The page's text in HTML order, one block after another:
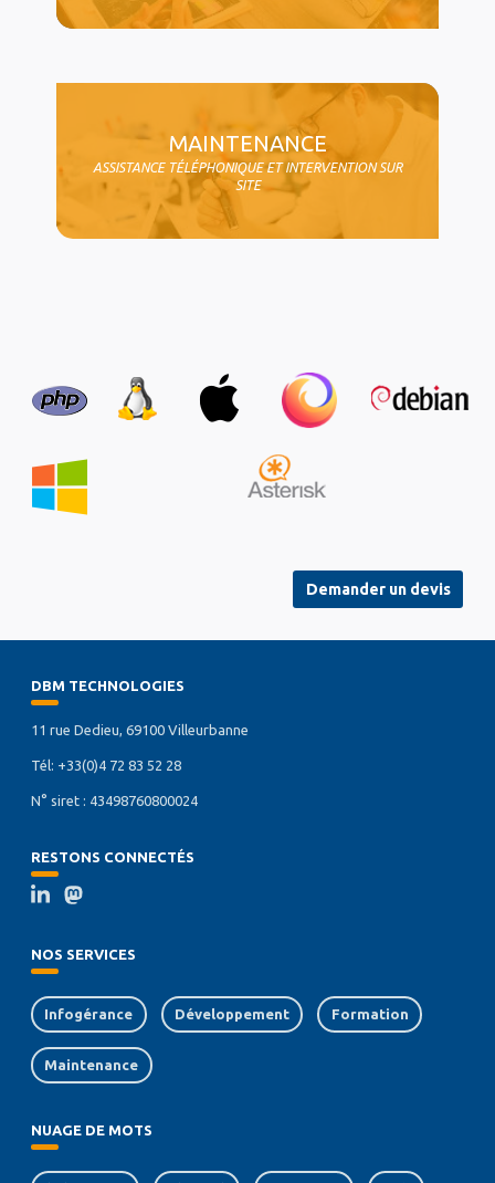
MAINTENANCE
ASSISTANCE TÉLÉPHONIQUE ET INTERVENTION SUR
SITE
Demander un devis
DBM TECHNOLOGIES
11 rue Dedieu, 69100 Villeurbanne
Tél: +33(0)4 72 83 52 28
N° siret : 43498760800024
RESTONS CONNECTÉS
NOS SERVICES
Infogérance Développement Formation
Maintenance
NUAGE DE MOTS